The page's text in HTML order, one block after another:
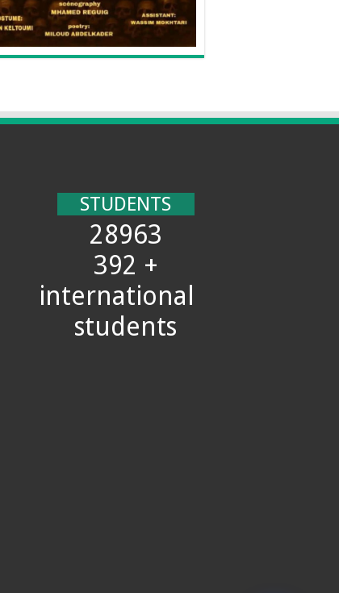
STUDENTS
28963
+ 392
international
students